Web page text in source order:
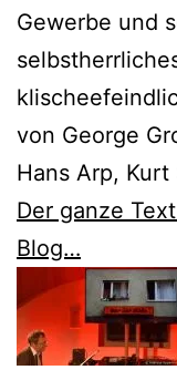
Gewerbe und
von George
Hans Arp,
Der ganze
Blog…